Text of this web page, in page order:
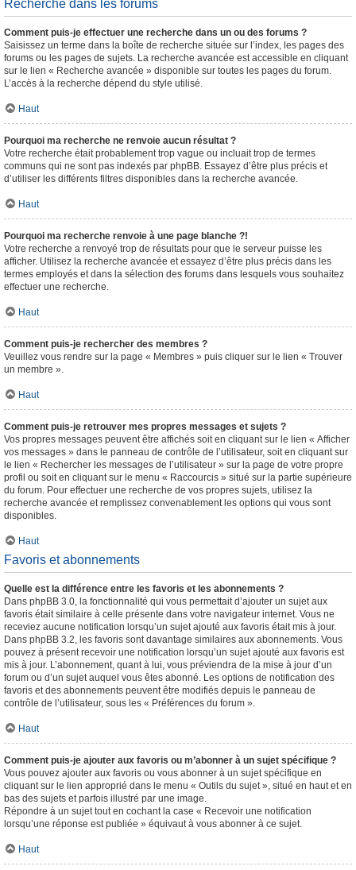
Recherche dans les forums
Comment puis-je effectuer une recherche dans un ou des forums ?
Saisissez un terme dans la boîte de recherche située sur l’index, les pages des
forums ou les pages de sujets. La recherche avancée est accessible en cliquant
sur le lien « Recherche avancée » disponible sur toutes les pages du forum.
L’accès à la recherche dépend du style utilisé.
Haut
Pourquoi ma recherche ne renvoie aucun résultat ?
Votre recherche était probablement trop vague ou incluait trop de termes
communs qui ne sont pas indexés par phpBB. Essayez d’être plus précis et
d’utiliser les différents filtres disponibles dans la recherche avancée.
Haut
Pourquoi ma recherche renvoie à une page blanche ?!
Votre recherche a renvoyé trop de résultats pour que le serveur puisse les
afficher. Utilisez la recherche avancée et essayez d’être plus précis dans les
termes employés et dans la sélection des forums dans lesquels vous souhaitez
effectuer une recherche.
Haut
Comment puis-je rechercher des membres ?
Veuillez vous rendre sur la page « Membres » puis cliquer sur le lien « Trouver
un membre ».
Haut
Comment puis-je retrouver mes propres messages et sujets ?
Vos propres messages peuvent être affichés soit en cliquant sur le lien « Afficher
vos messages » dans le panneau de contrôle de l’utilisateur, soit en cliquant sur
le lien « Rechercher les messages de l’utilisateur » sur la page de votre propre
profil ou soit en cliquant sur le menu « Raccourcis » situé sur la partie supérieure
du forum. Pour effectuer une recherche de vos propres sujets, utilisez la
recherche avancée et remplissez convenablement les options qui vous sont
disponibles.
Haut
Favoris et abonnements
Quelle est la différence entre les favoris et les abonnements ?
Dans phpBB 3.0, la fonctionnalité qui vous permettait d’ajouter un sujet aux
favoris était similaire à celle présente dans votre navigateur internet. Vous ne
receviez aucune notification lorsqu’un sujet ajouté aux favoris était mis à jour.
Dans phpBB 3.2, les favoris sont davantage similaires aux abonnements. Vous
pouvez à présent recevoir une notification lorsqu’un sujet ajouté aux favoris est
mis à jour. L’abonnement, quant à lui, vous préviendra de la mise à jour d’un
forum ou d’un sujet auquel vous êtes abonné. Les options de notification des
favoris et des abonnements peuvent être modifiés depuis le panneau de
contrôle de l’utilisateur, sous les « Préférences du forum ».
Haut
Comment puis-je ajouter aux favoris ou m’abonner à un sujet spécifique ?
Vous pouvez ajouter aux favoris ou vous abonner à un sujet spécifique en
cliquant sur le lien approprié dans le menu « Outils du sujet », situé en haut et en
bas des sujets et parfois illustré par une image.
Répondre à un sujet tout en cochant la case « Recevoir une notification
lorsqu’une réponse est publiée » équivaut à vous abonner à ce sujet.
Haut